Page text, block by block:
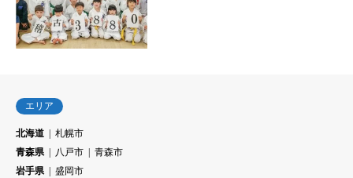
エリア
北海道
札幌市
青森県
八戸市
青森市
岩手県
盛岡市